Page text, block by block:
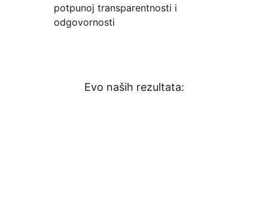
potpunoj transparentnosti i
odgovornosti
Evo naših rezultata: